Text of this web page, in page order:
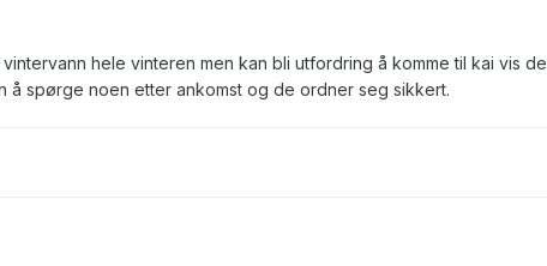
hele vinteren men kan bli utfordring å komme til kai vis de
å spørge noen etter ankomst og de ordner seg sikkert.